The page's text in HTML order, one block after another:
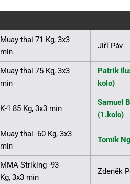
Muay thai 71 Kg, 3x3
min
Jiří Páv
Muay thai 75 Kg, 3x3
min
Patrik
kolo)
K-1 85 Kg, 3x3 min
Samuel
(1.kolo)
Muay thai -60 Kg, 3x3
min
Tomík
MMA Striking -93
Kg, 3x3 min
Zdeněk